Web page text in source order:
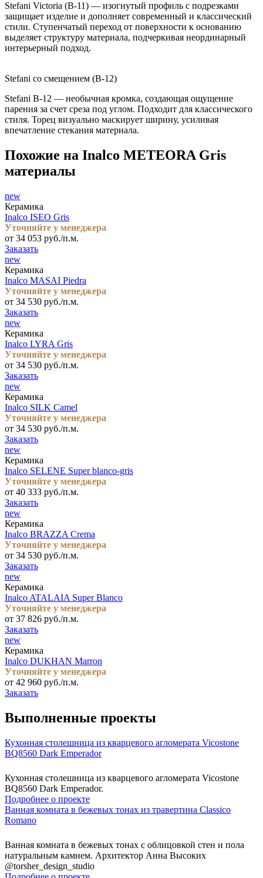
Stefani Victoria (B-11) — изогнутый профиль с подрезками
защищает изделие и дополняет современный и классический
стили. Ступенчатый переход от поверхности к основанию
выделяет структуру материала, подчеркивая неординарный
интерьерный подход.
Stefani со смещением (B-12)
Stefani B-12 — необычная кромка, создающая ощущение
парения за счет среза под углом. Подходит для классического
стиля. Торец визуально маскирует ширину, усиливая
впечатление стекания материала.
Похожие на Inalco METEORA Gris
материалы
new
Керамика
Inalco ISEO Gris
Уточняйте у менеджера
от 34 053 руб./п.м.
Заказать
new
Керамика
Inalco MASAI Piedra
Уточняйте у менеджера
от 34 530 руб./п.м.
Заказать
new
Керамика
Inalco LYRA Gris
Уточняйте у менеджера
от 34 530 руб./п.м.
Заказать
new
Керамика
Inalco SILK Camel
Уточняйте у менеджера
от 34 530 руб./п.м.
Заказать
new
Керамика
Inalco SELENE Super blanco-gris
Уточняйте у менеджера
от 40 333 руб./п.м.
Заказать
new
Керамика
Inalco BRAZZA Crema
Уточняйте у менеджера
от 34 530 руб./п.м.
Заказать
new
Керамика
Inalco ATALAIA Super Blanco
Уточняйте у менеджера
от 37 826 руб./п.м.
Заказать
new
Керамика
Inalco DUKHAN Marron
Уточняйте у менеджера
от 42 960 руб./п.м.
Заказать
Выполненные проекты
Кухонная столешница из кварцевого агломерата Vicostone
BQ8560 Dark Emperador
Кухонная столешница из кварцевого агломерата Vicostone
BQ8560 Dark Emperador.
Подробнее о проекте
Ванная комната в бежевых тонах из травертина Classico
Romano
Ванная комната в бежевых тонах с облицовкой стен и пола
натуральным камнем. Архитектор Анна Высоких
@torsher_design_studio